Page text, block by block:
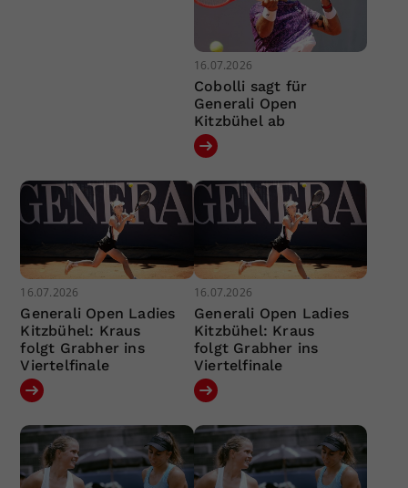
16.07.2026
Cobolli sagt für
Generali Open
Kitzbühel ab
16.07.2026
Generali Open Ladies
Kitzbühel: Kraus
folgt Grabher ins
Viertelfinale
16.07.2026
Generali Open Ladies
Kitzbühel: Kraus
folgt Grabher ins
Viertelfinale